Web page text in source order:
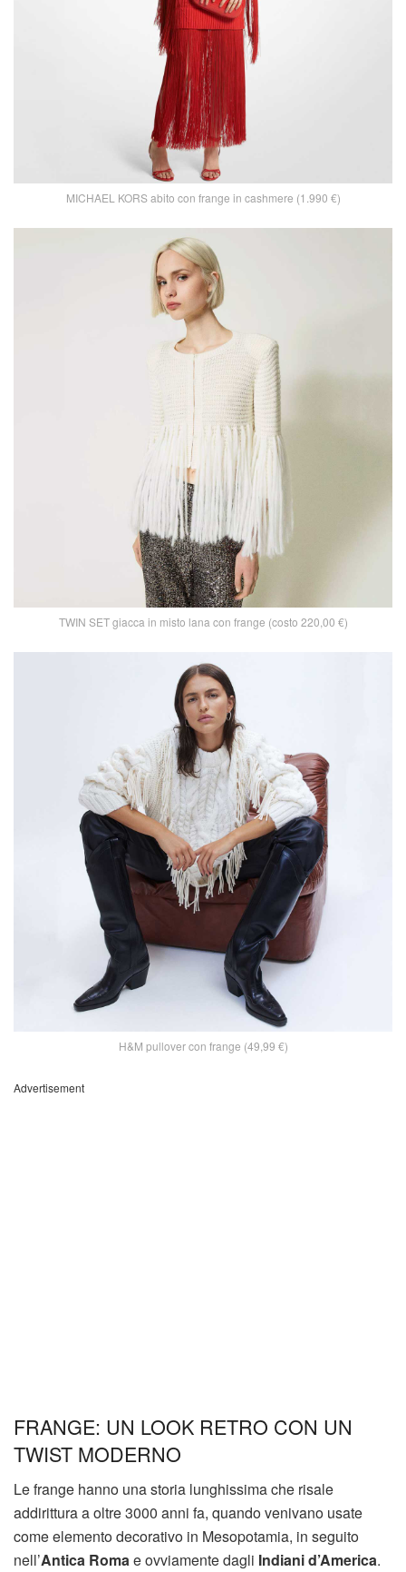
MICHAEL KORS abito con frange in cashmere (1.990 €)
TWIN SET giacca in misto lana con frange (costo 220,00 €)
H&M pullover con frange (49,99 €)
Advertisement
FRANGE: UN LOOK RETRO CON UN
TWIST MODERNO
Le frange hanno una storia lunghissima che risale
addirittura a oltre 3000 anni fa, quando venivano usate
come elemento decorativo in Mesopotamia, in seguito
nell’Antica Romae ovviamente dagli Indiani d’America.